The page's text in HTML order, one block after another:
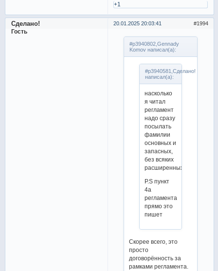
+1
1994
20.01.2025 20:03:41
Сделано!
Гость
#p3940802,Gennady
Komov написал(а):
#p3940581,Сделано!
написал(а):
насколько
я читал
регламент
надо сразу
посылать
фамилии
основных и
запасных,
без всяких
расширенных
P.S пункт
4a
регламента
прямо это
пишет
Скорее всего, это
просто
договорённость за
рамками регламента.